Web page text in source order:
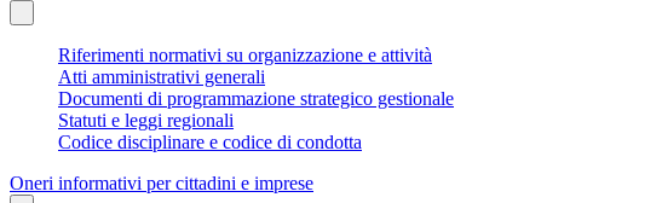
Riferimenti normativi su organizzazione e attività
Atti amministrativi generali
Documenti di programmazione strategico gestionale
Statuti e leggi regionali
Codice disciplinare e codice di condotta
Oneri informativi per cittadini e imprese